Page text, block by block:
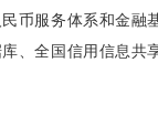
币服务体系和金融
、全国信用信息共